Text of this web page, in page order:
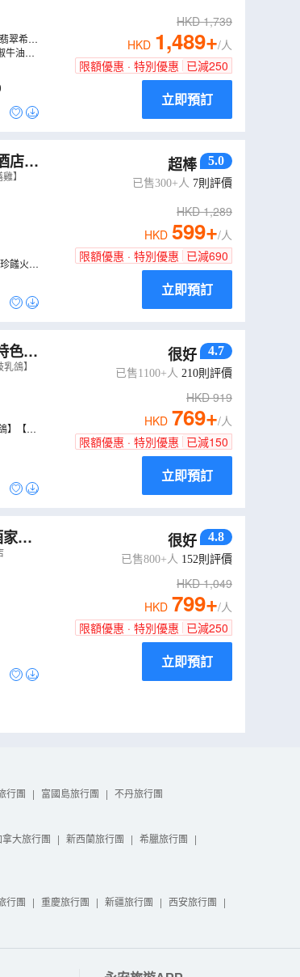
翠希爾
牛油蝦
HKD1,739
HKD 1,489+/人
限額優惠 · 特別優惠 已減250
立即預訂
店+
】
饈火腿
超棒 5.0
已售300+人 7則評價
HKD1,289
HKD 599+/人
限額優惠 · 特別優惠 已減690
立即預訂
色)
鴿】
】【宮
很好 4.7
已售1100+人 210則評價
HKD919
HKD 769+/人
限額優惠 · 特別優惠 已減150
立即預訂
享 很好 4.8
已售800+人 152則評價
HKD1,049
HKD 799+/人
限額優惠 · 特別優惠 已減250
立即預訂
行團 | 富國島旅行團 | 不丹旅行團
拿大旅行團 | 新西蘭旅行團 | 希臘旅行團 |
行團 | 重慶旅行團 | 新疆旅行團 | 西安旅行團 |